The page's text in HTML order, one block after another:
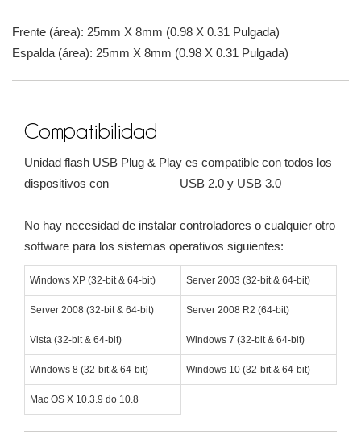
Frente (área): 25mm X 8mm (0.98 X 0.31 Pulgada)
Espalda (área): 25mm X 8mm (0.98 X 0.31 Pulgada)
Compatibilidad
Unidad flash USB Plug & Play es compatible con todos los
dispositivos con USB 2.0 y USB 3.0
No hay necesidad de instalar controladores o cualquier otro
software para los sistemas operativos siguientes:
Windows XP (32-bit & 64-bit) Server 2003 (32-bit & 64-bit)
Server 2008 (32-bit & 64-bit) Server 2008 R2 (64-bit)
Vista (32-bit & 64-bit) Windows 7 (32-bit & 64-bit)
Windows 8 (32-bit & 64-bit) Windows 10 (32-bit & 64-bit)
Mac OS X 10.3.9 do 10.8